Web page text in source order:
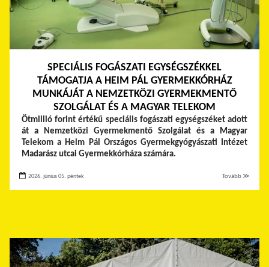
SPECIÁLIS FOGÁSZATI EGYSÉGSZÉKKEL
TÁMOGATJA A HEIM PÁL GYERMEKKÓRHÁZ
MUNKÁJÁT A NEMZETKÖZI GYERMEKMENTŐ
SZOLGÁLAT ÉS A MAGYAR TELEKOM
Ötmillió forint értékű speciális fogászati egységszéket adott
át a Nemzetközi Gyermekmentő Szolgálat és a Magyar
Telekom a Heim Pál Országos Gyermekgyógyászati Intézet
Madarász utcai Gyermekkórháza számára.
2026. június 05. péntek Tovább ≫